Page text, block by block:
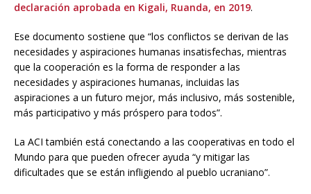
declaración aprobada en Kigali, Ruanda, en 2019.
Ese documento sostiene que “los conflictos se derivan de las
necesidades y aspiraciones humanas insatisfechas, mientras
que la cooperación es la forma de responder a las
necesidades y aspiraciones humanas, incluidas las
aspiraciones a un futuro mejor, más inclusivo, más sostenible,
más participativo y más próspero para todos”.
La ACI también está conectando a las cooperativas en todo el
Mundo para que pueden ofrecer ayuda “y mitigar las
dificultades que se están infligiendo al pueblo ucraniano”.